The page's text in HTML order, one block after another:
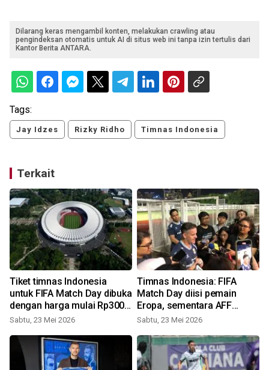
Dilarang keras mengambil konten, melakukan crawling atau
pengindeksan otomatis untuk AI di situs web ini tanpa izin tertulis dari
Kantor Berita ANTARA.
Tags:
Jay Idzes Rizky Ridho Timnas Indonesia
Terkait
Tiket timnas Indonesia
untuk FIFA Match Day dibuka
dengan harga mulai Rp300
ribu
Sabtu, 23 Mei 2026
Timnas Indonesia: FIFA
Match Day diisi pemain
Eropa, sementara AFF
pemain lokal
Sabtu, 23 Mei 2026